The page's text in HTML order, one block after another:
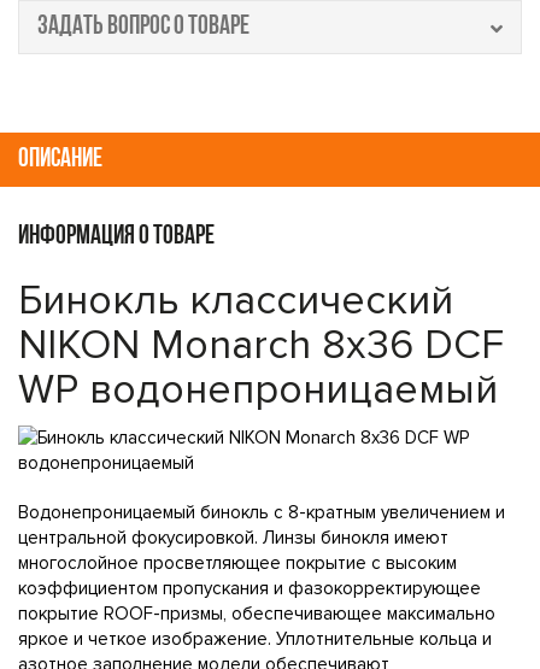
ЗАДАТЬ ВОПРОС О ТОВАРЕ
ОПИСАНИЕ
ИНФОРМАЦИЯ О ТОВАРЕ
Бинокль классический
NIKON Monarch 8x36 DCF
WP водонепроницаемый
Водонепроницаемый бинокль с 8-кратным увеличением и
центральной фокусировкой. Линзы бинокля имеют
многослойное просветляющее покрытие с высоким
коэффициентом пропускания и фазокорректирующее
покрытие ROOF-призмы, обеспечивающее максимально
яркое и четкое изображение. Уплотнительные кольца и
азотное заполнение модели обеспечивают